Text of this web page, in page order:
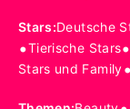
Stars:Deutsche
•Tierische Stars
Stars und Family•